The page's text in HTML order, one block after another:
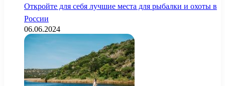
Откройте для себя лучшие места для рыбалки и охоты в
России
06.06.2024